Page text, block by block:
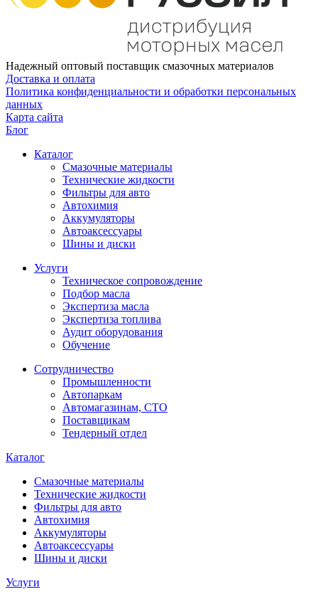
Надежный оптовый поставщик смазочных материалов
Доставка и оплата
Политика конфиденциальности и обработки персональных
данных
Карта сайта
Блог
Каталог
Смазочные материалы
Технические жидкости
Фильтры для авто
Автохимия
Аккумуляторы
Автоаксессуары
Шины и диски
Услуги
Техническое сопровождение
Подбор масла
Экспертиза масла
Экспертиза топлива
Аудит оборудования
Обучение
Сотрудничество
Промышленности
Автопаркам
Автомагазинам, СТО
Поставщикам
Тендерный отдел
Каталог
Смазочные материалы
Технические жидкости
Фильтры для авто
Автохимия
Аккумуляторы
Автоаксессуары
Шины и диски
Услуги